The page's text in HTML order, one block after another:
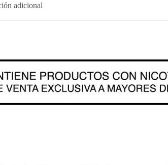
adicional